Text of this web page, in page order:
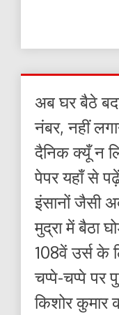
अब घर बैठे
नंबर, नहीं
दैनिक क्यूँ न
पेपर यहाँ से
इंसानों जैसी
मुद्रा में बैठा
108वें उर्स के
चप्पे-चप्पे पर
किशोर